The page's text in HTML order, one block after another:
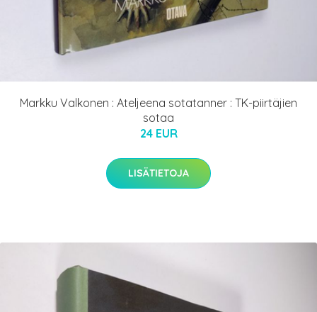
Markku Valkonen : Ateljeena sotatanner : TK-piirtäjien
sotaa
24 EUR
LISÄTIETOJA